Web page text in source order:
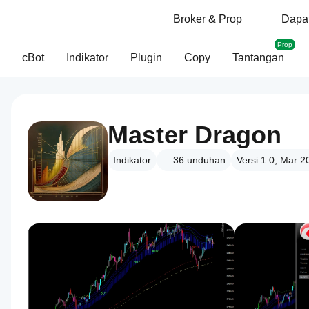
Broker & Prop
cBot Indikator Plugin Copy Tantangan
Prop
Master Dragon
Indikator 36 unduhan Versi 1.0, Mar